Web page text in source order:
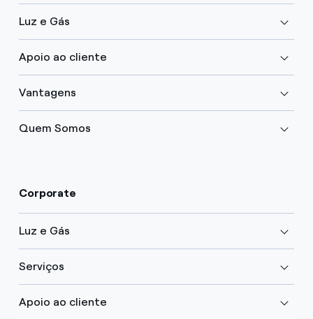
Luz e Gás
Apoio ao cliente
Vantagens
Quem Somos
Corporate
Luz e Gás
Serviços
Apoio ao cliente